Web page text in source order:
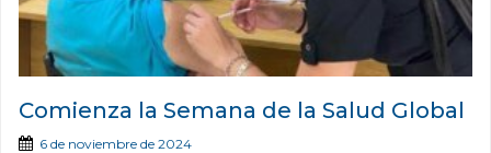
Comienza la Semana de la Salud Global
6 de noviembre de 2024